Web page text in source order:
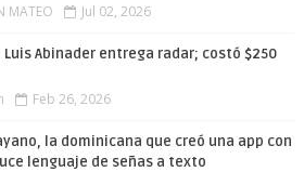
MATEO Jul 02, 2026
Abinader entrega radar; costó $250
Feb 26, 2026
la dominicana que creó una app con
lenguaje de señas a texto